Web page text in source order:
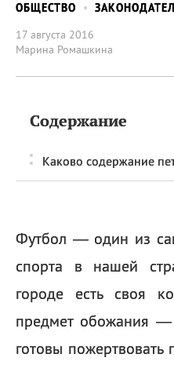
ОБЩЕСТВО
17 августа 2016
Марина Ромашкина
Содержание
Каково содержание
Футбол — один из
спорта в нашей
городе есть своя
предмет обожания
готовы